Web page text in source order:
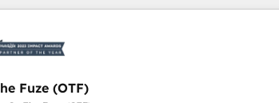
& Sprints: Identify "Valleys of Death" stalling
Zero-
AI-Powered RevOps: Breeze AI,
Fuze (OTF)